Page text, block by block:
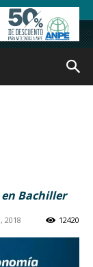
Bachiller
2018 12420